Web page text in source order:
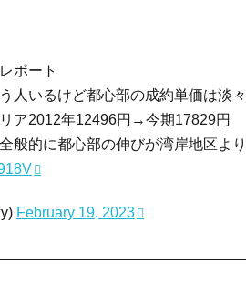
ポート
人いるけど都心部の成約単価は淡
ア2012年12496円→今期17829円
般的に都心部の伸びが湾岸地区よ
February 19, 2023